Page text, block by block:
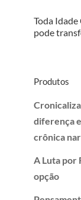
Toda
pode
Produtos
diferença
crônica
A Luta por
opção